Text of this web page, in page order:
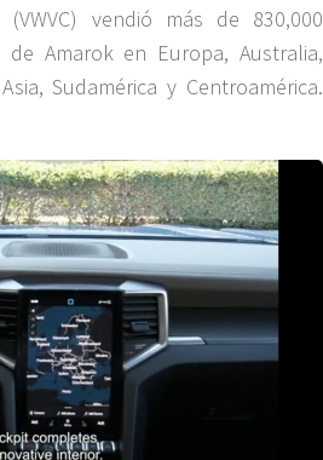
(VWVC) vendió más de 830,000
Amarok en Europa, Australia,
Sudamérica y Centroamérica.